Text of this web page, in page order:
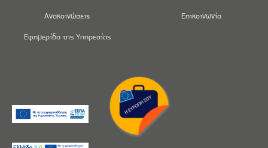
Ανακοινώσεις
Εφημερίδα της Υπηρεσίας
Επικοινωνία